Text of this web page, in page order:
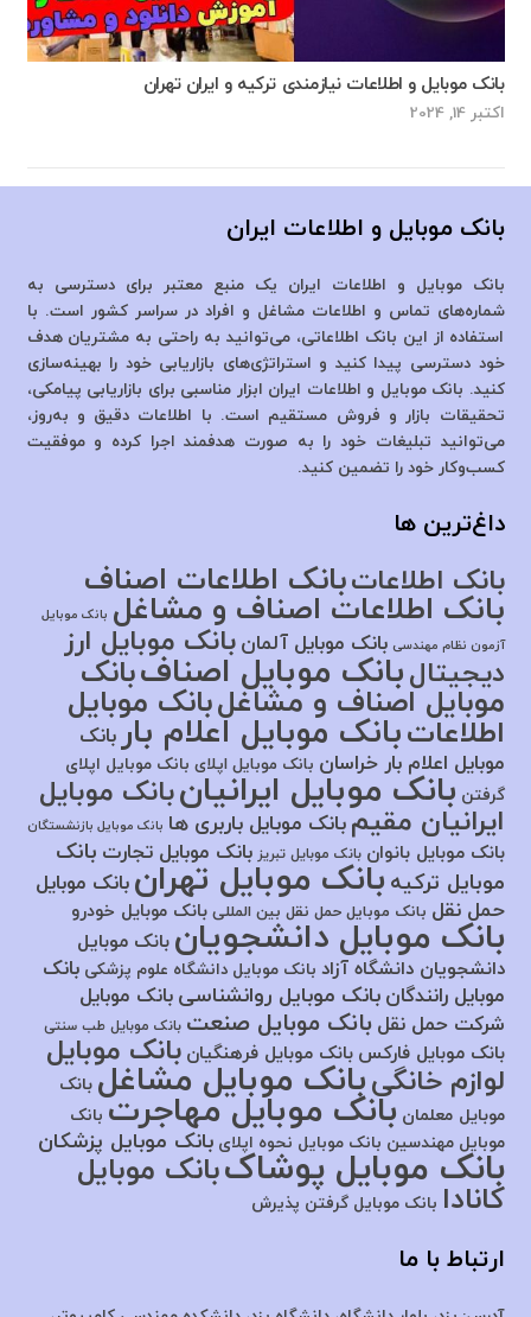
بانک موبایل و اطلاعات نیازمندی ترکیه و ایران تهران
اکتبر 14, 2024
بانک موبایل و اطلاعات ایران
بانک موبایل و اطلاعات ایران یک منبع معتبر برای دسترسی به
شماره‌های تماس و اطلاعات مشاغل و افراد در سراسر کشور است. با
استفاده از این بانک اطلاعاتی، می‌توانید به راحتی به مشتریان هدف
خود دسترسی پیدا کنید و استراتژی‌های بازاریابی خود را بهینه‌سازی
کنید. بانک موبایل و اطلاعات ایران ابزار مناسبی برای بازاریابی پیامکی،
تحقیقات بازار و فروش مستقیم است. با اطلاعات دقیق و به‌روز،
می‌توانید تبلیغات خود را به صورت هدفمند اجرا کرده و موفقیت
کسب‌وکار خود را تضمین کنید.
داغ‌ترین ها
بانک اطلاعاتبانک اطلاعات اصناف
بانک اطلاعات اصناف و مشاغل بانک موبایل
آزمون نظام مهندسی بانک موبایل آلمان بانک موبایل ارز
دیجیتالبانک موبایل اصنافبانک
موبایل اصناف و مشاغلبانک موبایل
اطلاعاتبانک موبایل اعلام باربانک
موبایل اعلام بار خراسان بانک موبایل اپلای بانک موبایل اپلای
گرفتن بانک موبایل ایرانیانبانک موبایل
ایرانیان مقیم بانک موبایل باربری ها بانک موبایل بازنشستگان
بانک موبایل بانوان بانک موبایل تبریز بانک موبایل تجارت بانک
موبایل ترکیه بانک موبایل تهران بانک موبایل
حمل نقل بانک موبایل حمل نقل بین المللی بانک موبایل خودرو
بانک موبایل دانشجویان بانک موبایل
دانشجویان دانشگاه آزاد بانک موبایل دانشگاه علوم پزشکی بانک
موبایل رانندگان بانک موبایل روانشناسی بانک موبایل
شرکت حمل نقل بانک موبایل صنعت بانک موبایل طب سنتی
بانک موبایل فارکس بانک موبایل فرهنگیان بانک موبایل
لوازم خانگیبانک موبایل مشاغلبانک
موبایل معلمان بانک موبایل مهاجرت بانک
موبایل مهندسین بانک موبایل نحوه اپلای بانک موبایل پزشکان
بانک موبایل پوشاکبانک موبایل
کانادا بانک موبایل گرفتن پذیرش
ارتباط با ما